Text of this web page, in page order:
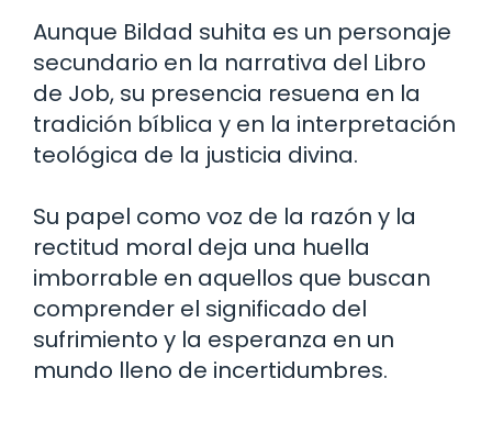
Aunque Bildad suhita es un personaje
secundario en la narrativa del Libro
de Job, su presencia resuena en la
tradición bíblica y en la interpretación
teológica de la justicia divina.
Su papel como voz de la razón y la
rectitud moral deja una huella
imborrable en aquellos que buscan
comprender el significado del
sufrimiento y la esperanza en un
mundo lleno de incertidumbres.